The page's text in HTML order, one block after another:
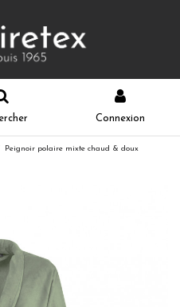
Connexion
Peignoir polaire mixte chaud & doux